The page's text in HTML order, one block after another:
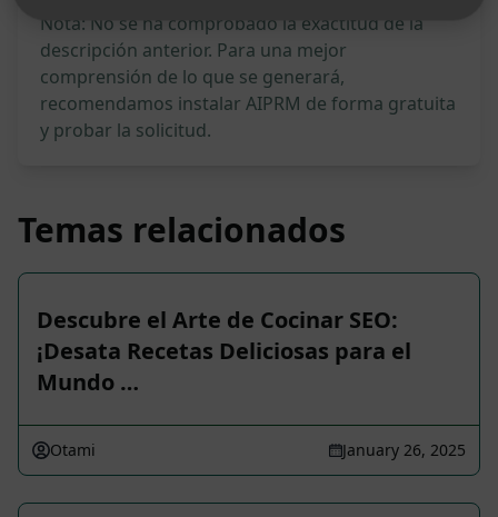
Nota: No se ha comprobado la exactitud de la
descripción anterior. Para una mejor
comprensión de lo que se generará,
recomendamos instalar AIPRM de forma gratuita
y probar la solicitud.
Temas relacionados
Descubre el Arte de Cocinar SEO:
¡Desata Recetas Deliciosas para el
Mundo …
Otami January 26, 2025